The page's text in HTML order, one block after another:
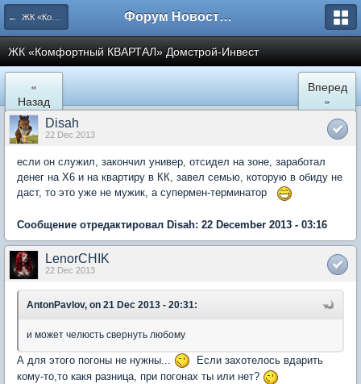
← ЖК «Комфортный КВАРТАЛ» Форум Новостройки
ЖК «Комфортный КВАРТАЛ» Домстрой-Инвест
«
Назад
Вперед
»
Disah
22 Dec 2013
если он служил, закончил универ, отсидел на зоне, заработал
денег на Х6 и на квартиру в КК, завел семью, которую в обиду не
даст, то это уже не мужик, а супермен-терминатор
Сообщение отредактировал Disah: 22 December 2013 - 03:16
LenorCHIK
22 Dec 2013
AntonPavlov, on 21 Dec 2013 - 20:31:
и может челюсть свернуть любому
А для этого погоны не нужны...
Если захотелось вдарить
кому-то,то какя разница, при погонах ты или нет?